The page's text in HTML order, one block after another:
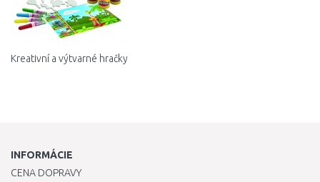
Kreativní a výtvarné hračky
INFORMÁCIE
CENA DOPRAVY